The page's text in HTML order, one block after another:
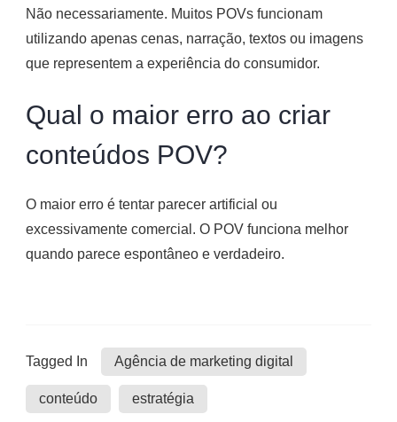
Não necessariamente. Muitos POVs funcionam
utilizando apenas cenas, narração, textos ou imagens
que representem a experiência do consumidor.
Qual o maior erro ao criar
conteúdos POV?
O maior erro é tentar parecer artificial ou
excessivamente comercial. O POV funciona melhor
quando parece espontâneo e verdadeiro.
Tagged In Agência de marketing digital
conteúdo estratégia